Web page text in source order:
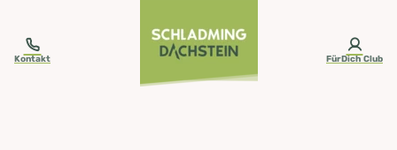
Kontakt FürDich Club